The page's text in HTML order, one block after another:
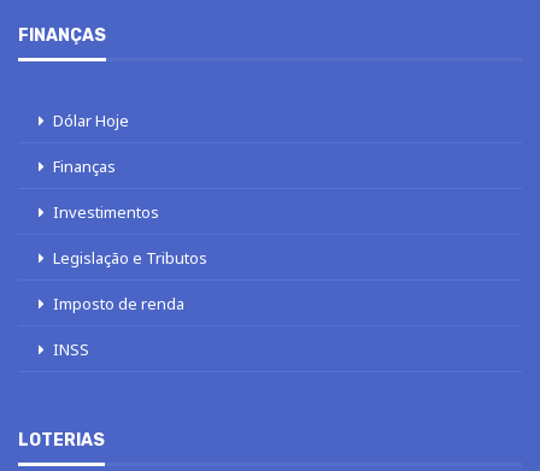
FINANÇAS
Dólar Hoje
Finanças
Investimentos
Legislação e Tributos
Imposto de renda
INSS
LOTERIAS